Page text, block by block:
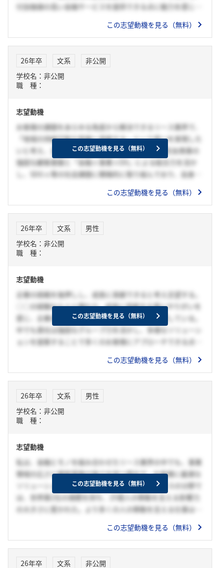
付加価値の高い金融サービスを提供できる点に魅力を感じた
会社として持つことから、提案できるソリューションの幅が
ております。このような業界に先駆けた取り組みを行う点
や、お客様への貢献と同時に社会課題にも貢献できるという
部分が他社にはない御社の強みであると感じました。以上の
この志望動機を見る（無料）
26年卒 文系
非公開
学校名：非公開
職 種：
志望動機
お客様の課題をあらゆる角度から解決できるリース業界で、
「地域の持続可能な発展へ貢献する」という思いを実現した
いと考え、志望する。貴社は、SMBCグループ・住友商事の
強固な顧客基盤と「金融×事業×DX」による総合力を活か
し、SDGｓ等の社会課題に積極的に取り組んでおり、自身の
み、主体的に行動する力」を活かし、幅広い顧客と信頼関係
この志望動機を見る（無料）
この志望動機を見る（無料）
26年卒 文系
男性
学校名：非公開
職 種：
志望動機
企業の挑戦を後押しし、成長に貢献できると考え志望する。
○○の経験から人と関わり、成長に貢献する事にやりがいを
感じ、企業の挑戦を支えられるリース業界を志望している。
中でも貴社は強固なグループ力を活かし、多様なソリューシ
ョンを提案することで多くのお客様にアプローチできる点に
合わせながら、長期的な視点で最適な提案を行い、共に挑戦
この志望動機を見る（無料）
この志望動機を見る（無料）
26年卒 文系
男性
学校名：非公開
職 種：
志望動機
私は、金融とモノを組み合わせたリース業界の中でも、事業
領域の広さと顧客基盤の強さを持つ貴社で、お客様に最適な
ソリューションを提供したい。特に、航空機リースの分野で
は、世界第2位の規模を持ち、25億人の移動を支える影響力
の大きさに惹かれた。より多くの人の移動を支える仕事は大
営では、SNSを活用した広報活動を通じて多くの人に価値を
この志望動機を見る（無料）
この志望動機を見る（無料）
26年卒 文系 非公開